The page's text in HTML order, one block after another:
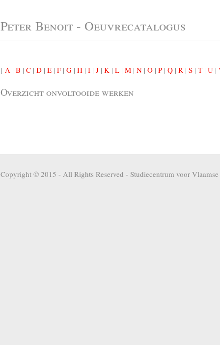
Peter Benoit - Oeuvrecatalogus
[ A | B | C | D | E | F| G | H | I | J | K | L | M | N | O | P | Q | R | S | T | U |
Overzicht onvoltooide werken
Copyright © 2015 - All Rights Reserved - Studiecentrum voor